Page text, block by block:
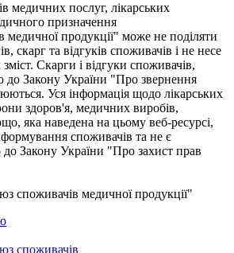
медичних послуг, лікарських
призначення
продукції" може не поділяти
скарг та відгуків споживачів і не несе
зміст. Скарги і відгуки споживачів,
до Закону України "Про звернення
Уся інформація щодо лікарських
здоров'я, медичних виробів,
яка наведена на цьому веб-ресурсі,
споживачів та не є
Закону України "Про захист прав
споживачів медичної продукції"
споживачів